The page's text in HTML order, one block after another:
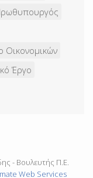
Οικονομικών
Έργο
- Βουλευτής Π.Ε.
Web Services